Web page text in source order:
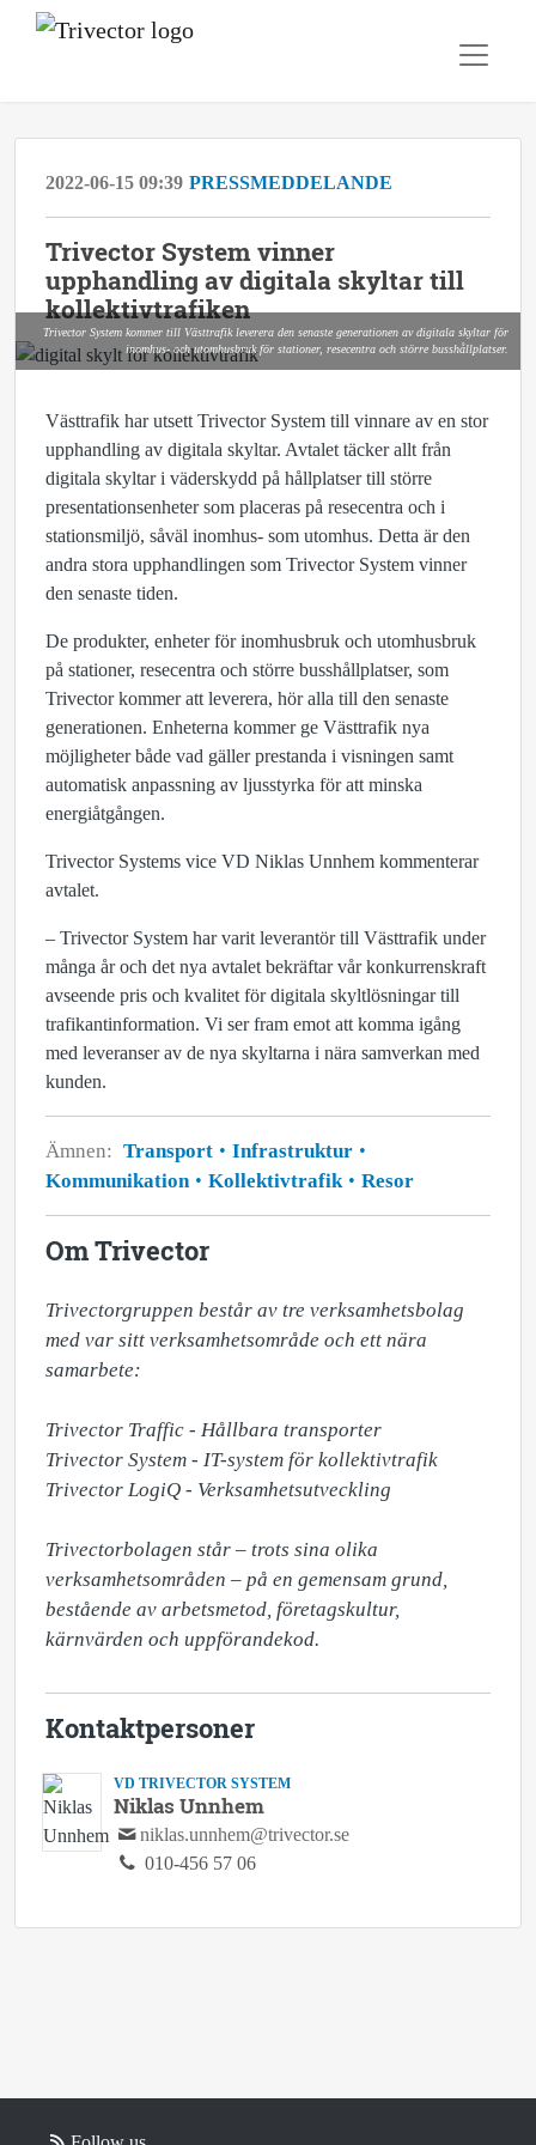
2022-06-15 09:39 PRESSMEDDELANDE
Trivector System vinner
upphandling av digitala skyltar till
kollektivtrafiken
Trivector System kommer till Västtrafik leverera den senaste generationen av digitala skyltar för
inomhus- och utomhusbruk för stationer, resecentra och större busshållplatser.
Västtrafik har utsett Trivector System till vinnare av en stor
upphandling av digitala skyltar. Avtalet täcker allt från
digitala skyltar i väderskydd på hållplatser till större
presentationsenheter som placeras på resecentra och i
stationsmiljö, såväl inomhus- som utomhus. Detta är den
andra stora upphandlingen som Trivector System vinner
den senaste tiden.
De produkter, enheter för inomhusbruk och utomhusbruk
på stationer, resecentra och större busshållplatser, som
Trivector kommer att leverera, hör alla till den senaste
generationen. Enheterna kommer ge Västtrafik nya
möjligheter både vad gäller prestanda i visningen samt
automatisk anpassning av ljusstyrka för att minska
energiåtgången.
Trivector Systems vice VD Niklas Unnhem kommenterar
avtalet.
– Trivector System har varit leverantör till Västtrafik under
många år och det nya avtalet bekräftar vår konkurrenskraft
avseende pris och kvalitet för digitala skyltlösningar till
trafikantinformation. Vi ser fram emot att komma igång
med leveranser av de nya skyltarna i nära samverkan med
kunden.
Ämnen: Transport
Infrastruktur
Kommunikation
Kollektivtrafik Resor
Om Trivector
Trivectorgruppen består av tre verksamhetsbolag
med var sitt verksamhetsområde och ett nära
samarbete:
Trivector Traffic - Hållbara transporter
Trivector System - IT-system för kollektivtrafik
Trivector LogiQ - Verksamhetsutveckling
Trivectorbolagen står – trots sina olika
verksamhetsområden – på en gemensam grund,
bestående av arbetsmetod, företagskultur,
kärnvärden och uppförandekod.
Kontaktpersoner
VD TRIVECTOR SYSTEM
Niklas Unnhem
niklas.unnhem@trivector.se
010-456 57 06